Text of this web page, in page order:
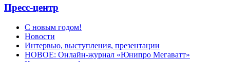
Пресс-центр
С новым годом!
Новости
Интервью, выступления, презентации
НОВОЕ: Онлайн-журнал «Юнипро Мегаватт»